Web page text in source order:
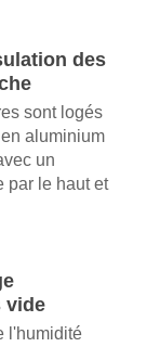
des
sont logés
aluminium
un
par le haut et
vide
l'humidité